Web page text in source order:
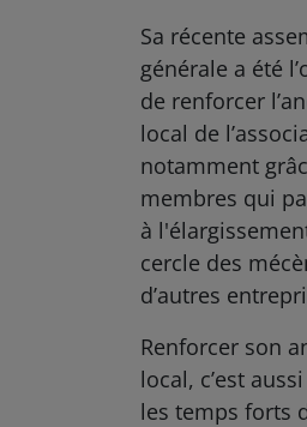
Sa récente
générale a été
de renforcer
local de
notamment
membres qui
à
cercle des
d’autres
Renforcer son
local, c’est
les temps forts